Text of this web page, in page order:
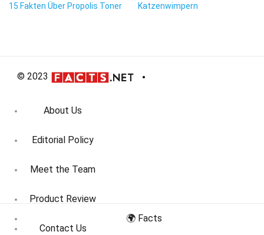
15 Fakten Über Propolis Toner
Katzenwimpern
© 2023
About Us
Editorial Policy
Meet the Team
Product Review
Contact Us
🌍 Facts